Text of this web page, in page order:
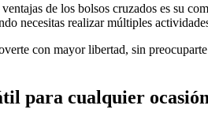
de los bolsos cruzados es su
necesitas realizar múltiples
con mayor libertad, sin
para cualquier ocasión